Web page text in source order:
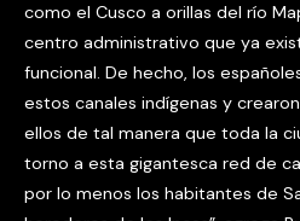
como el Cusco a orillas del río
centro administrativo que ya
funcional. De hecho, los
estos canales indígenas y
ellos de tal manera que toda la
torno a esta gigantesca red de
por lo menos los habitantes de